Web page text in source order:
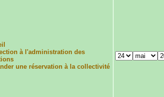
à l'administration des
une réservation à la collectivité